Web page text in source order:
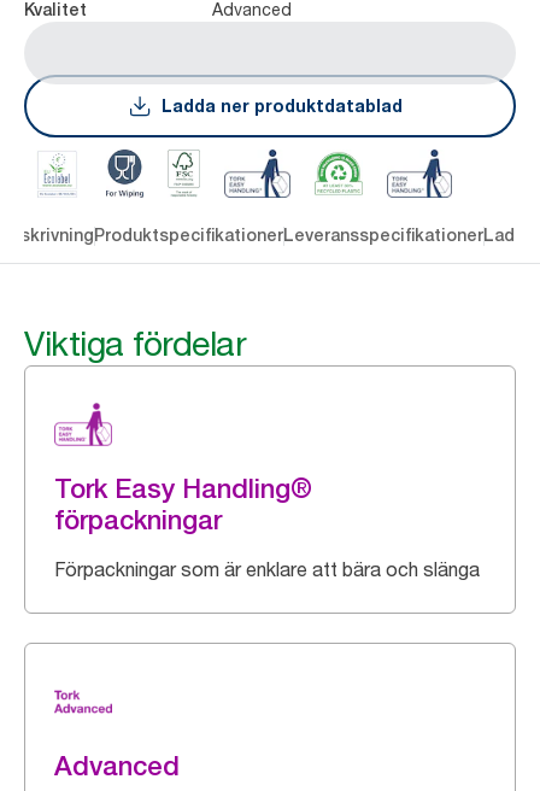
Kvalitet Advanced
Ladda ner produktdatablad
ProduktspecifikationerLeveransspecifikationerLadda
Viktiga fördelar
Tork Easy Handling®
förpackningar
Förpackningar som är enklare att bära och slänga
Advanced